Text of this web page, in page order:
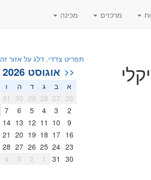
מרכזים מכינה
תפריט צדדי. דלג על אזור זה
<< אוגוסט 2026
א ב ג ד ה ו
26
27
28
29
30
31
2
3
4
5
6
7
9
10
11
12
13
14
16
17
18
19
20
21
23
24
25
26
27
28
30
31
1
2
3
4